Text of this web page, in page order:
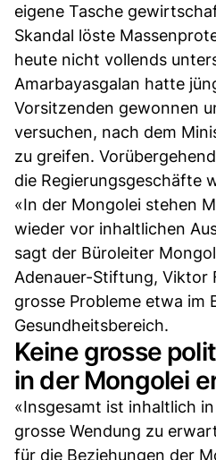
eigene Tasche
Skandal löste
heute nicht vollends
Amarbayasgalan hatte
Vorsitzenden gewonnen
versuchen, nach dem
zu greifen.
die Regierungsgeschäfte
«In der Mongolei stehen
wieder vor inhaltlichen
sagt der Büroleiter
Adenauer-Stiftung, Viktor
grosse Probleme etwa im
Gesundheitsbereich.
Keine grosse
in der Mongolei
«Insgesamt ist inhaltlich
grosse Wendung zu
für die Beziehungen der